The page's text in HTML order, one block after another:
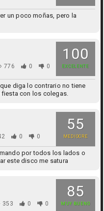
un poco moñas, pero la
100
EXCELENTE
776 0 0
diga lo contrario no tiene
con los colegas.
55
MEDIOCRE
0 0
por todos los lados o
este disco me satura
85
MUY BUENO
353 0 0